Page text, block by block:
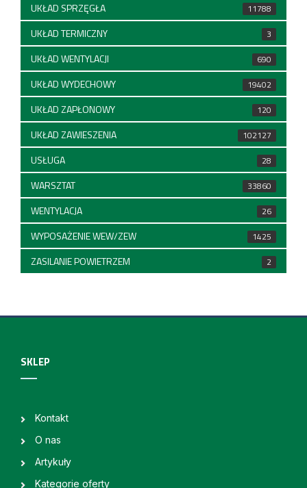
UKŁAD SPRZĘGŁA 11788
UKŁAD TERMICZNY 3
UKŁAD WENTYLACJI 690
UKŁAD WYDECHOWY 19402
UKŁAD ZAPŁONOWY 120
UKŁAD ZAWIESZENIA 102127
USŁUGA 28
WARSZTAT 33860
WENTYLACJA 26
WYPOSAŻENIE WEW/ZEW 1425
ZASILANIE POWIETRZEM 2
SKLEP
Kontakt
O nas
Artykuły
Kategorie oferty